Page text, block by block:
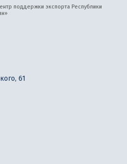
поддержки экспорта Республики
61